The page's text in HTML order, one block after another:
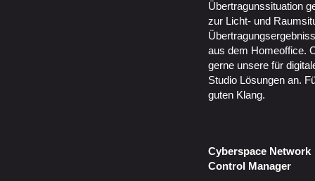
Übertragunssituation
zur Licht- und
aus dem Homeoffice.
gerne unsere für
Studio Lösungen an.
guten Klang.
Cyberspace Network
Control Manager